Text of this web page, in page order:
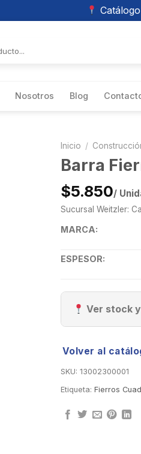
Nosotros Blog
Inicio /
Barra
$5.850/
Sucursal Weitzler:
MARCA:
ESPESOR:
Ver stock
Volver al
SKU: 13002300001
Etiqueta: Fierros